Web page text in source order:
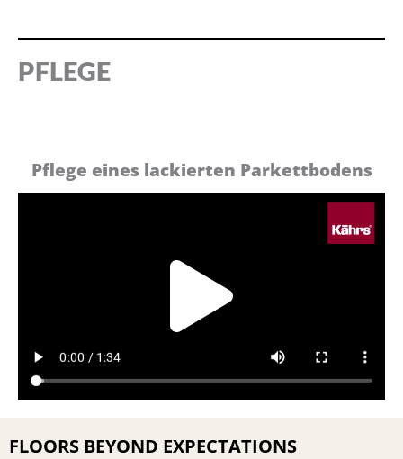
PFLEGE
Pflege eines lackierten Parkettbodens
Play
FLOORS BEYOND EXPECTATIONS